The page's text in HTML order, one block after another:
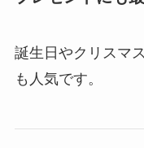
誕生日やクリスマ
も人気です。